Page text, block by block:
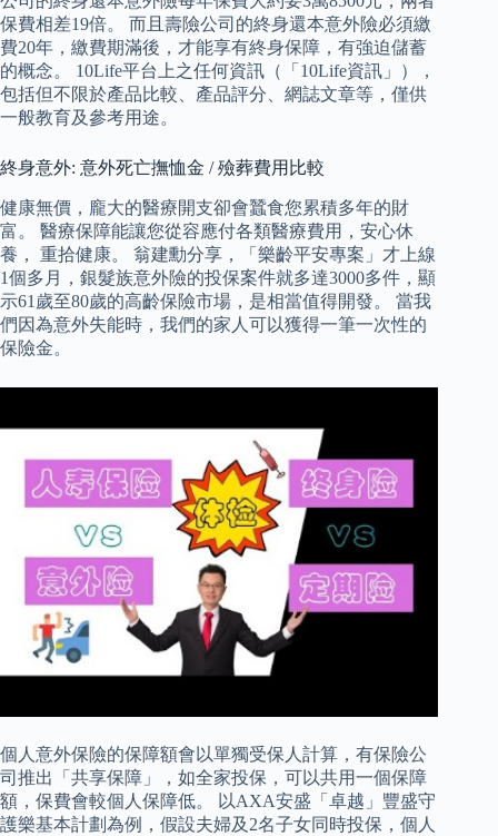
保費相差19倍。 而且壽險公司的終身還本意外險必須繳
費20年，繳費期滿後，才能享有終身保障，有強迫儲蓄
的概念。 10Life平台上之任何資訊（「10Life資訊」），
包括但不限於產品比較、產品評分、網誌文章等，僅供
一般教育及參考用途。
終身意外: 意外死亡撫恤金 / 殮葬費用比較
健康無價，龐大的醫療開支卻會蠶食您累積多年的財
富。 醫療保障能讓您從容應付各類醫療費用，安心休
養， 重拾健康。 翁建勳分享，「樂齡平安專案」才上線
1個多月，銀髮族意外險的投保案件就多達3000多件，顯
示61歲至80歲的高齡保險市場，是相當值得開發。 當我
們因為意外失能時，我們的家人可以獲得一筆一次性的
保險金。
個人意外保險的保障額會以單獨受保人計算，有保險公
司推出「共享保障」，如全家投保，可以共用一個保障
額，保費會較個人保障低。 以AXA安盛「卓越」豐盛守
護樂基本計劃為例，假設夫婦及2名子女同時投保，個人